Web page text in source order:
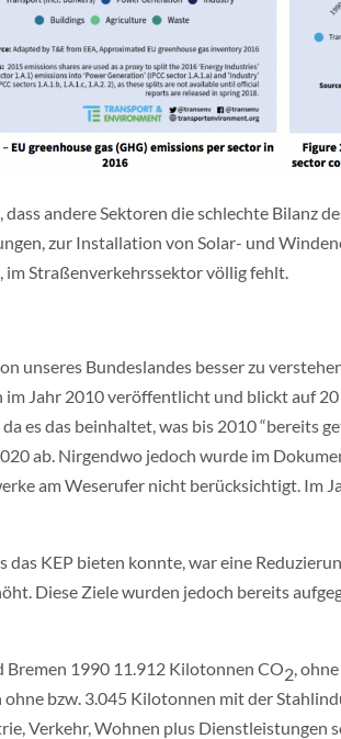
andere Sektoren die schlechte Bilanz
zur Installation von Solar- und
im Straßenverkehrssektor völlig fehlt.
unseres Bundeslandes besser zu
im Jahr 2010 veröffentlicht und blickt auf
es das beinhaltet, was bis 2010 “bereits
ab. Nirgendwo jedoch wurde im
am Weserufer nicht berücksichtigt. Im
das KEP bieten konnte, war eine
Diese Ziele wurden jedoch bereits
1990 11.912 Kilotonnen CO2,
bzw. 3.045 Kilotonnen mit der
Verkehr, Wohnen plus